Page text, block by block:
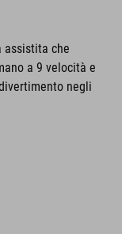
assistita che
a 9 velocità e
negli